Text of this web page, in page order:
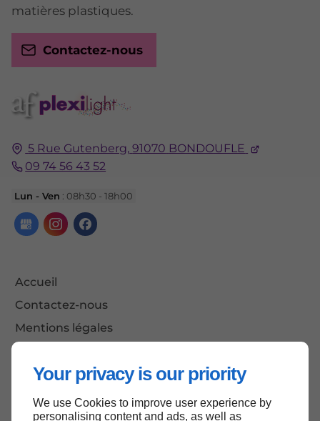
Your privacy is our priority
We use Cookies to improve user experience by
personalising content and ads, as well as
5 Rue Gutenberg, 91070 BONDOUFLE
09 74 56 43 52
Lun - Ven : 08h30 - 18h00
Accueil
Contactez-nous
Mentions légales
matières plastiques.
Contactez-nous
Haut de page